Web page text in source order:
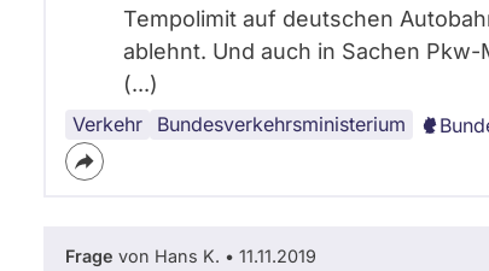
Tempolimit auf deutschen
ablehnt. Und auch in Sachen
(...)
Verkehr Bundesverkehrsministerium
Bundestag
Koalition
Bundesregierung
Frage von Hans K. • 11.11.2019